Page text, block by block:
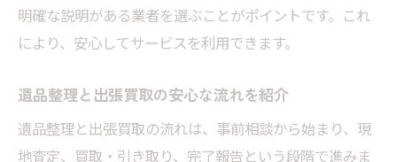
明確な説明がある業者を選ぶことがポイントです。これ
により、安心してサービスを利用できます。
遺品整理と出張買取の安心な流れを紹介
遺品整理と出張買取の流れは、事前相談から始まり、現
地査定、買取・引き取り、完了報告という段階で進みま